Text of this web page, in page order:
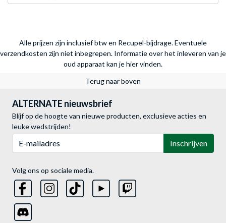
Alle prijzen zijn inclusief btw en Recupel-bijdrage. Eventuele
verzendkosten zijn niet inbegrepen. Informatie over het inleveren van je
oud apparaat kan je hier vinden.
Terug naar boven
ALTERNATE nieuwsbrief
Blijf op de hoogte van nieuwe producten, exclusieve acties en
leuke wedstrijden!
Inschrijven
Volg ons op sociale media.